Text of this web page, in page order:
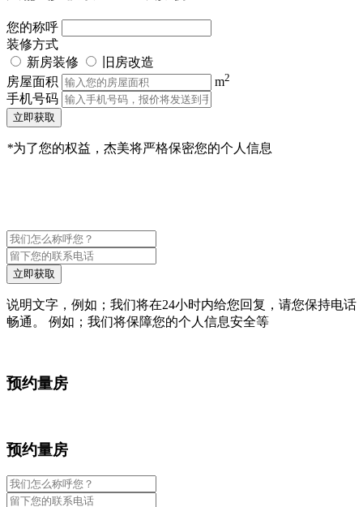
您的称呼
装修方式
新房装修
旧房改造
房屋面积
m2
手机号码
立即获取
*为了您的权益，杰美将严格保密您的个人信息
立即获取
说明文字，例如；我们将在24小时内给您回复，请您保持电话
畅通。 例如；我们将保障您的个人信息安全等
预约量房
预约量房